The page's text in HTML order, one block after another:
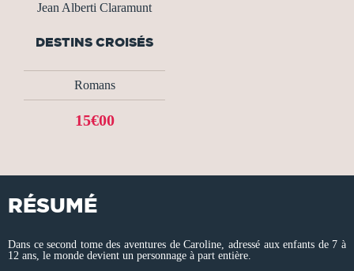
Jean Alberti Claramunt
DESTINS CROISÉS
Romans
15€00
RÉSUMÉ
Dans ce second tome des aventures de Caroline, adressé aux enfants de 7 à
12 ans, le monde devient un personnage à part entière.